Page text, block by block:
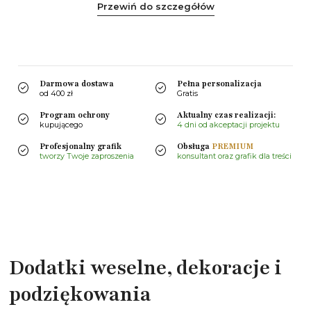
Przewiń do szczegółów
Darmowa dostawa
od 400 zł
Pełna personalizacja
Gratis
Program ochrony
kupującego
Aktualny czas realizacji:
4 dni od akceptacji projektu
Profesjonalny grafik
tworzy Twoje zaproszenia
Obsługa PREMIUM
konsultant oraz grafik dla treści
Dodatki weselne, dekoracje i
podziękowania